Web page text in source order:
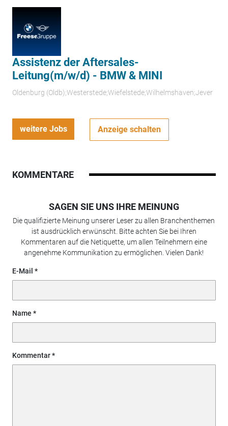
Assistenz der Aftersales-
Leitung(m/w/d) - BMW & MINI
Oldenburg (Oldb);Westerstede;Wiefelstede;Wilhelmshaven;Jever
weitere Jobs Anzeige schalten
KOMMENTARE
SAGEN SIE UNS IHRE MEINUNG
Die qualifizierte Meinung unserer Leser zu allen Branchenthemen
ist ausdrücklich erwünscht. Bitte achten Sie bei Ihren
Kommentaren auf die Netiquette, um allen Teilnehmern eine
angenehme Kommunikation zu ermöglichen. Vielen Dank!
E-Mail
Name
Kommentar